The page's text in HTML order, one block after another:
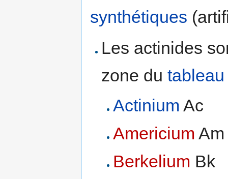
synthétiques
Les actinides
zone du
Actinium Ac
Americium Am
Berkelium Bk